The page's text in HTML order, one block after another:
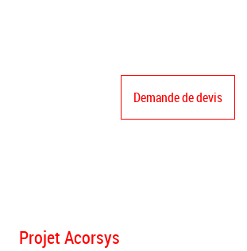
Demande de devis
Projet Acorsys